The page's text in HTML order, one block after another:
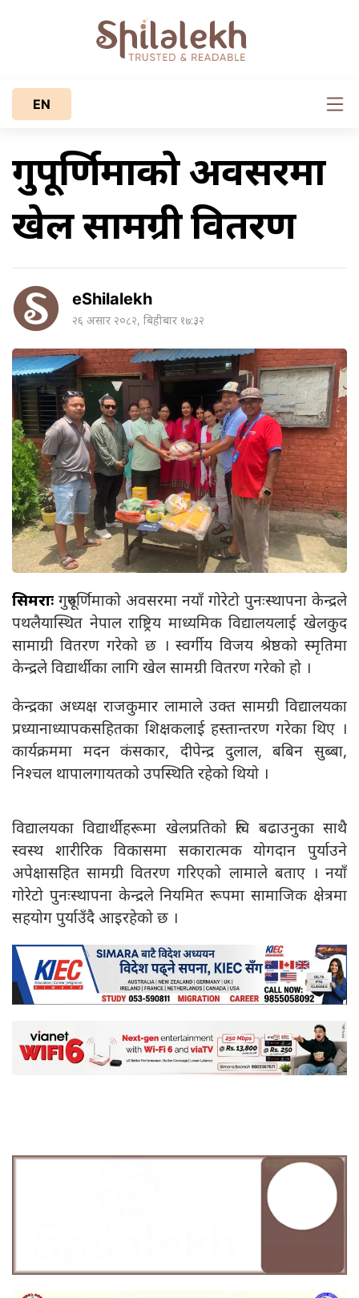
EN
गुरुपूर्णिमाको अवसरमा
खेल सामग्री वितरण
eShilalekh
२६ असार २०८२, बिहीबार १७:३२
सिमराः गुरुपूर्णिमाको अवसरमा नयाँ गोरेटो पुनःस्थापना केन्द्रले
पथलैयास्थित नेपाल राष्ट्रिय माध्यमिक विद्यालयलाई खेलकुद
सामाग्री वितरण गरेको छ । स्वर्गीय विजय श्रेष्ठको स्मृतिमा
केन्द्रले विद्यार्थीका लागि खेल सामग्री वितरण गरेको हो ।
केन्द्रका अध्यक्ष राजकुमार लामाले उक्त सामग्री विद्यालयका
प्रध्यानाध्यापकसहितका शिक्षकलाई हस्तान्तरण गरेका थिए ।
कार्यक्रममा मदन कंसकार, दीपेन्द्र दुलाल, बबिन सुब्बा,
निश्चल थापालगायतको उपस्थिति रहेको थियो ।
विद्यालयका विद्यार्थीहरूमा खेलप्रतिको रुचि बढाउनुका साथै
स्वस्थ शारीरिक विकासमा सकारात्मक योगदान पुर्याउने
अपेक्षासहित सामग्री वितरण गरिएको लामाले बताए । नयाँ
गोरेटो पुनःस्थापना केन्द्रले नियमित रूपमा सामाजिक क्षेत्रमा
सहयोग पुर्याउँदै आइरहेको छ ।